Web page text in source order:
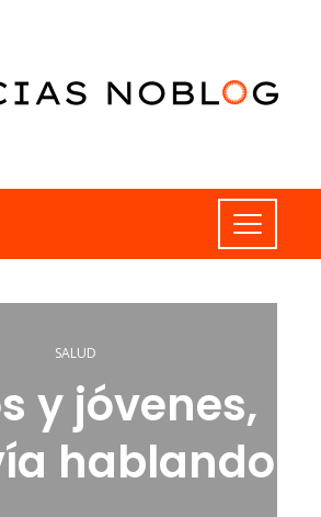
SALUD
y jóvenes,
hablando